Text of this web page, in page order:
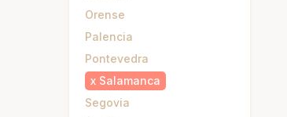
Orense
Palencia
Pontevedra
x Salamanca
Segovia